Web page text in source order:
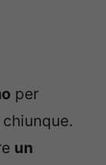
per
un